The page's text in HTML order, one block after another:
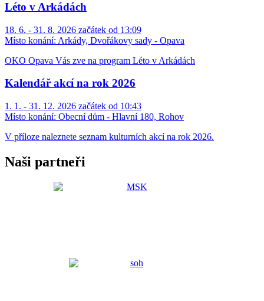
Léto v Arkádách
18. 6. - 31. 8. 2026 začátek od 13:09
Místo konání: Arkády, Dvořákovy sady - Opava
OKO Opava Vás zve na program Léto v Arkádách
Kalendář akcí na rok 2026
1. 1. - 31. 12. 2026 začátek od 10:43
Místo konání: Obecní dům - Hlavní 180, Rohov
V příloze naleznete seznam kulturních akcí na rok 2026.
Naši partneři